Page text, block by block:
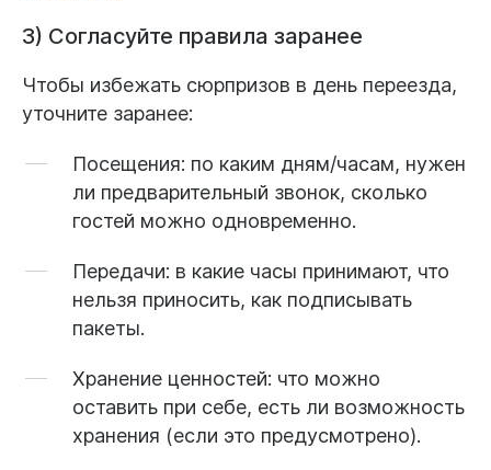
3) Согласуйте правила заранее
Чтобы избежать сюрпризов в день переезда,
уточните заранее:
Посещения: по каким дням/часам, нужен
ли предварительный звонок, сколько
гостей можно одновременно.
Передачи: в какие часы принимают, что
нельзя приносить, как подписывать
пакеты.
Хранение ценностей: что можно
оставить при себе, есть ли возможность
хранения (если это предусмотрено).